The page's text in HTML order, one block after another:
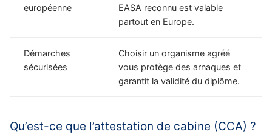
européenne
EASA reconnu est valable
partout en Europe.
Démarches
sécurisées
Choisir un organisme agréé
vous protège des arnaques et
garantit la validité du diplôme.
Qu’est-ce que l’attestation de cabine (CCA) ?